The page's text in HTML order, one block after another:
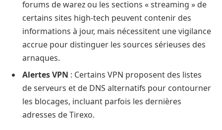
forums de warez ou les sections « streaming » de
certains sites high-tech peuvent contenir des
informations à jour, mais nécessitent une vigilance
accrue pour distinguer les sources sérieuses des
arnaques.
Alertes VPN : Certains VPN proposent des listes
de serveurs et de DNS alternatifs pour contourner
les blocages, incluant parfois les dernières
adresses de Tirexo.